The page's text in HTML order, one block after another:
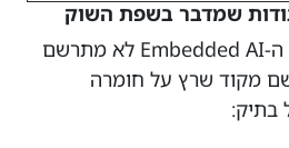
מעסיק ישראלי בתחום ה-Embedded AI לא מתרשם
מקוד שרץ על חומרה
בתיק: